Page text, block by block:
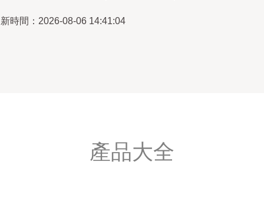
時間：2026-08-06 14:41:04
產品大全